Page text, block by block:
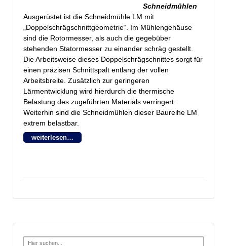
Schneidmühlen
Ausgerüstet ist die Schneidmühle LM mit
„Doppelschrägschnittgeometrie“. Im Mühlengehäuse
sind die Rotormesser, als auch die gegebüber
stehenden Statormesser zu einander schräg gestellt.
Die Arbeitsweise dieses Doppelschrägschnittes sorgt für
einen präzisen Schnittspalt entlang der vollen
Arbeitsbreite. Zusätzlich zur geringeren
Lärmentwicklung wird hierdurch die thermische
Belastung des zugeführten Materials verringert.
Weiterhin sind die Schneidmühlen dieser Baureihe LM
extrem belastbar.
weiterlesen…
Search